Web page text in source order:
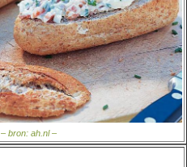
– bron: ah.nl –